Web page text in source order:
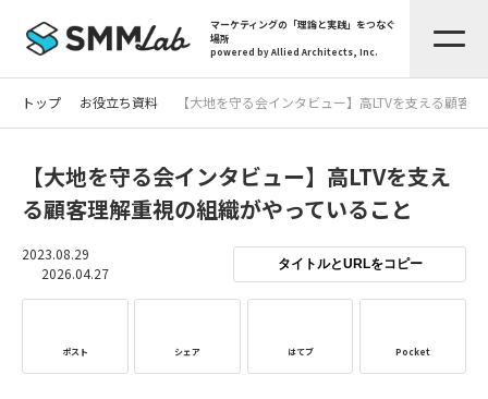
マーケティングの「理論と実践」をつなぐ
場所
powered by Allied Architects, Inc.
トップ お役立ち資料 【大地を守る会インタビュー】高LTVを支える顧客
【大地を守る会インタビュー】高LTVを支え
る顧客理解重視の組織がやっていること
2023.08.29
2026.04.27
タイトルとURLをコピー
ポスト シェア はてブ Pocket